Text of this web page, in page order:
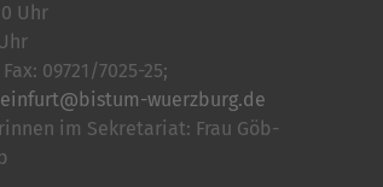
Uhr
09721/7025-25;
wuerzburg.de
im Sekretariat: Frau Göb-